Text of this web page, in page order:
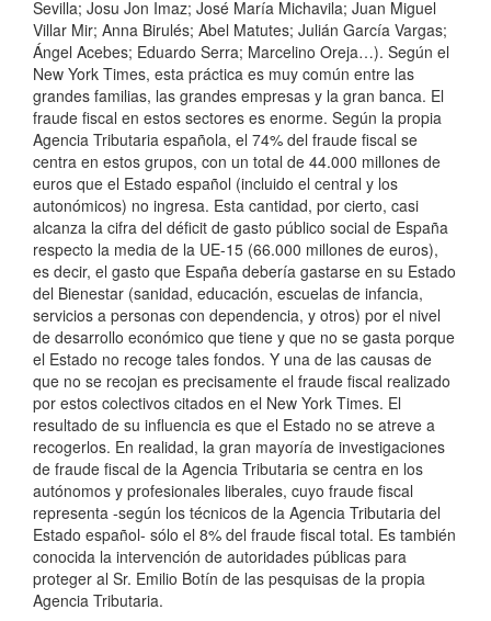
Sevilla; Josu Jon Imaz; José María Michavila; Juan Miguel
Villar Mir; Anna Birulés; Abel Matutes; Julián García Vargas;
Ángel Acebes; Eduardo Serra; Marcelino Oreja…). Según el
New York Times, esta práctica es muy común entre las
grandes familias, las grandes empresas y la gran banca. El
fraude fiscal en estos sectores es enorme. Según la propia
Agencia Tributaria española, el 74% del fraude fiscal se
centra en estos grupos, con un total de 44.000 millones de
euros que el Estado español (incluido el central y los
autonómicos) no ingresa. Esta cantidad, por cierto, casi
alcanza la cifra del déficit de gasto público social de España
respecto la media de la UE-15 (66.000 millones de euros),
es decir, el gasto que España debería gastarse en su Estado
del Bienestar (sanidad, educación, escuelas de infancia,
servicios a personas con dependencia, y otros) por el nivel
de desarrollo económico que tiene y que no se gasta porque
el Estado no recoge tales fondos. Y una de las causas de
que no se recojan es precisamente el fraude fiscal realizado
por estos colectivos citados en el New York Times. El
resultado de su influencia es que el Estado no se atreve a
recogerlos. En realidad, la gran mayoría de investigaciones
de fraude fiscal de la Agencia Tributaria se centra en los
autónomos y profesionales liberales, cuyo fraude fiscal
representa -según los técnicos de la Agencia Tributaria del
Estado español- sólo el 8% del fraude fiscal total. Es también
conocida la intervención de autoridades públicas para
proteger al Sr. Emilio Botín de las pesquisas de la propia
Agencia Tributaria.